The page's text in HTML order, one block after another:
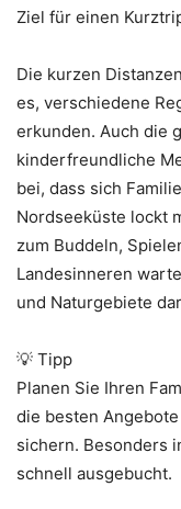
Ziel für einen
Die kurzen
es, verschiedene
erkunden. Auch die
kinderfreundliche
bei, dass sich
Nordseeküste lockt
zum Buddeln,
Landesinneren
und Naturgebiete
💡 Tipp
Planen Sie Ihren
die besten
sichern. Besonders
schnell ausgebucht.